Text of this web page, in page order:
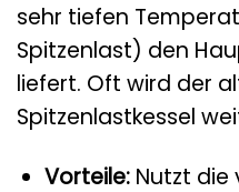
sehr tiefen
Spitzenlast) den
liefert. Oft wird der
Spitzenlastkessel
Vorteile:Nutzt die